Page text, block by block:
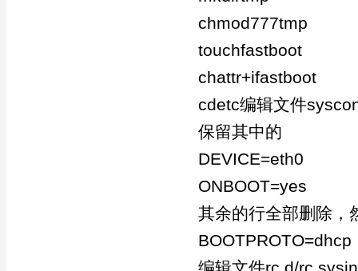
chmod777tmp
touchfastboot
chattr+ifastboot
cdetc编辑文件
保留其中的
DEVICE=eth0
ONBOOT=yes
其余的行全部删除，
BOOTPROTO=dhcp